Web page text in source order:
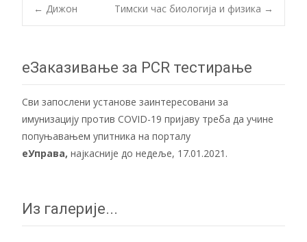
Post
navigation
← Дижон Тимски час биологија и физика →
еЗаказивање за PCR тестирање
Сви запослени установе заинтересовани за
имунизацију против COVID-19 пријаву треба да учине
попуњавањем упитника на порталу
еУправа, најкасније до недеље, 17.01.2021.
Из галерије...